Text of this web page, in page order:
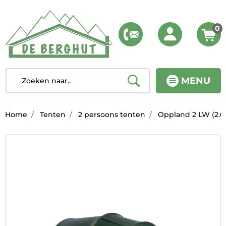
MENU
0
Home Tenten 2 persoons tenten Oppland 2 LW